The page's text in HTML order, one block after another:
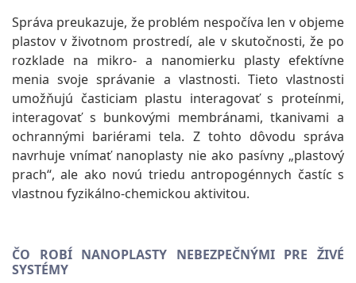
Správa preukazuje, že problém nespočíva len v objeme
plastov v životnom prostredí, ale v skutočnosti, že po
rozklade na mikro- a nanomierku plasty efektívne
menia svoje správanie a vlastnosti. Tieto vlastnosti
umožňujú časticiam plastu interagovať s proteínmi,
interagovať s bunkovými membránami, tkanivami a
ochrannými bariérami tela. Z tohto dôvodu správa
navrhuje vnímať nanoplasty nie ako pasívny „plastový
prach“, ale ako novú triedu antropogénnych častíc s
vlastnou fyzikálno-chemickou aktivitou.
ČO ROBÍ NANOPLASTY NEBEZPEČNÝMI PRE ŽIVÉ
SYSTÉMY